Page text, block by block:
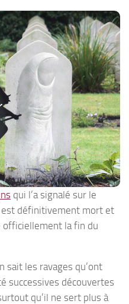
qui l’a signalé sur le
est définitivement mort et
officiellement la fin du
sait les ravages qu’ont
successives découvertes
qu’il ne sert plus à